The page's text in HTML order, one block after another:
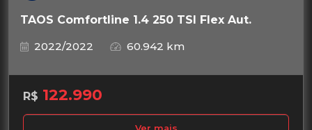
TAOS Comfortline 1.4 250 TSI Flex Aut.
2022/2022
60.942 km
R$ 122.990